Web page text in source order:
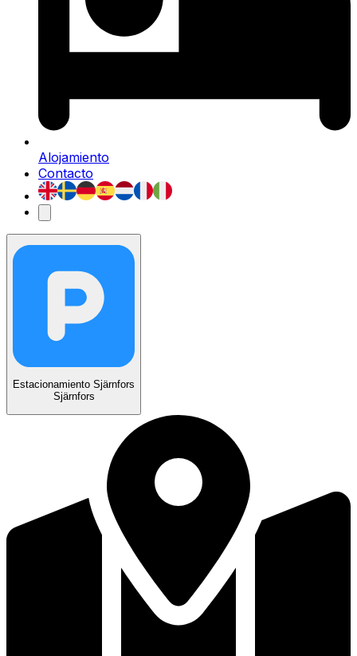
Alojamiento
Contacto
Estacionamiento Sjärnfors
Sjärnfors